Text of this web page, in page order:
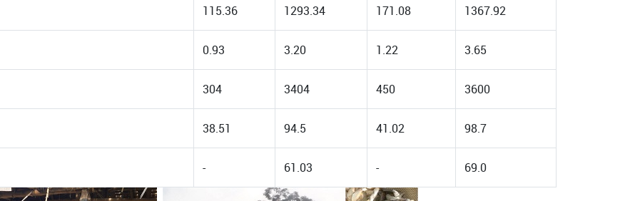
115.36 1293.34 171.08 1367.92
0.93 3.20 1.22 3.65
304 3404 450 3600
38.51 94.5 41.02 98.7
- 61.03 - 69.0